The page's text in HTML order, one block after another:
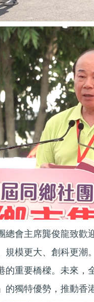
總會主席龔俊龍致歡
規模更大、創科更潮
的重要橋樑。未來，
獨特優勢，推動香